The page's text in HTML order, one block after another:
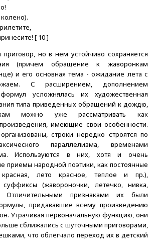
[ 10 ]
но в нем устойчиво сохраняется
(причем обращение к жаворонкам
и его основная тема - ожидание лета с
С расширением, дополнением
усложнялась их художественная
типа приведенных обращений к дождю,
можно уже рассматривать как
имеющие свои особенности.
строки нередко строятся по
параллелизма, временами
Используются в них, хотя и очень
приемы народной поэтики, как постоянные
лето красное, теплое и пр.),
(жавороночки, летечко, нивка,
признаками их были
придававшие всему произведению
Утрачивая первоначальную функцию, они
сближались с шуточными приговорами,
что облегчало переход их в детский